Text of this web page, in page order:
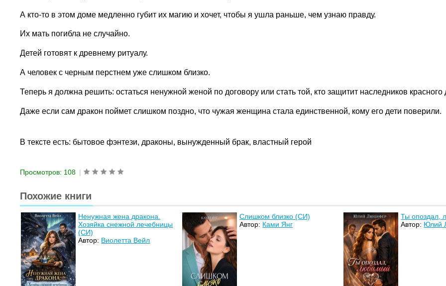
А кто-то в этом доме медленно губит их магию и хочет, чтобы я ушла раньше, чем узнаю правду.
Их мать погибла не случайно.
Детей готовят к древнему ритуалу.
А человек с черным перстнем уже слишком близко.
Теперь я должна решить: остаться ненужной женой по договору или стать той, кто защитит наследников красного
Даже если сам дракон поймет слишком поздно, что чужая женщина стала единственной, кому его дети поверили.
В тексте есть: бытовое фэнтези, драконы, вынужденный брак, властный герой
Просмотров: 108 |
Похожие книги
Ненужная жена дракона.
Хозяйка снежной лечебницы
(СИ)
Автор: Виолетта Вейл
Слишком близко (СИ)
Автор: Ками Янг
Ты опоздал,
Автор: Юлий